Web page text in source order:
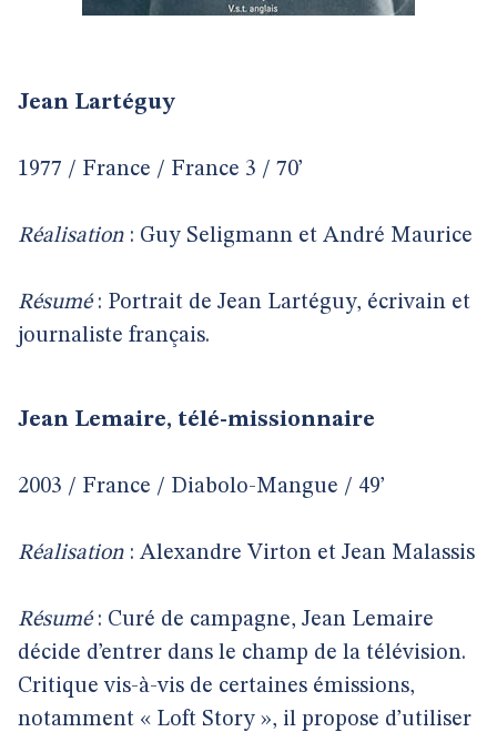
Jean Lartéguy
1977 / France / France 3 / 70’
Réalisation : Guy Seligmann et André Maurice
Résumé: Portrait de Jean Lartéguy, écrivain et
journaliste français.
Jean Lemaire, télé-missionnaire
2003 / France / Diabolo-Mangue / 49’
Réalisation : Alexandre Virton et Jean Malassis
Résumé: Curé de campagne, Jean Lemaire
décide d’entrer dans le champ de la télévision.
Critique vis-à-vis de certaines émissions,
notamment « Loft Story », il propose d’utiliser